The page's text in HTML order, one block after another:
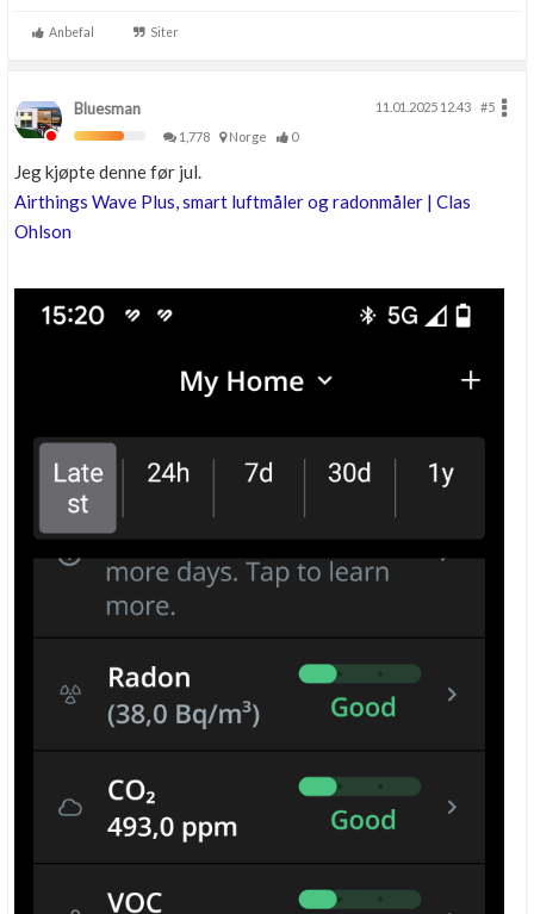
Anbefal Siter
Bluesman 11.01.2025 12.43
#5
1,778
Norge 0
Jeg kjøpte denne før jul.
Airthings Wave Plus, smart luftmåler og radonmåler | Clas
Ohlson